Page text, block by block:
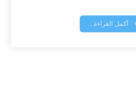
أكمل القراءة ...